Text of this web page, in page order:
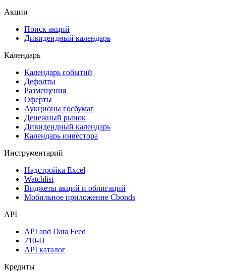
Акции
Поиск акций
Дивидендный календарь
Календарь
Календарь событий
Дефолты
Размещения
Оферты
Аукционы госбумаг
Денежный рынок
Дивидендный календарь
Календарь инвестора
Инструментарий
Надстройка Excel
Watchlist
Виджеты акций и облигаций
Мобильное приложение Cbonds
API
API and Data Feed
710-П
API каталог
Кредиты